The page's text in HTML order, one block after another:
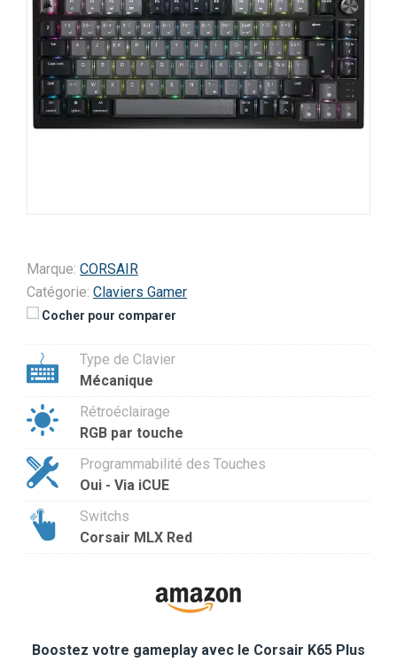
Marque: CORSAIR
Catégorie: Claviers Gamer
Cocher pour comparer
Type de Clavier
Mécanique
Rétroéclairage
RGB par touche
Programmabilité des Touches
Oui - Via iCUE
Switchs
Corsair MLX Red
Boostez votre gameplay avec le Corsair K65 Plus